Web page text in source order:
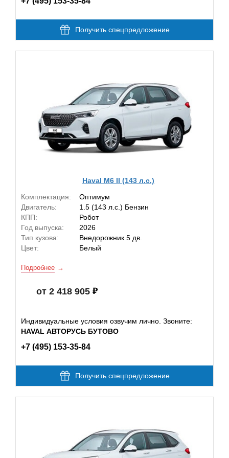
Получить спецпредложение
Haval M6 II (143 л.с.)
Комплектация:
Оптимум
Двигатель:
1.5 (143 л.с.) Бензин
КПП:
Робот
Год выпуска:
2026
Тип кузова:
Внедорожник 5 дв.
Цвет:
Белый
Подробнее
от 2 418 905
Индивидуальные условия озвучим лично. Звоните:
HAVAL АВТОРУСЬ БУТОВО
+7 (495) 153-35-84
Получить спецпредложение